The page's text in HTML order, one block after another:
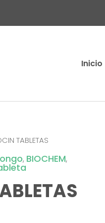
Inicio
TABLETAS
, BIOCHEM,